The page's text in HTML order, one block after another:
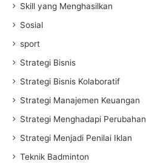
Skill yang Menghasilkan
Sosial
sport
Strategi Bisnis
Strategi Bisnis Kolaboratif
Strategi Manajemen Keuangan
Strategi Menghadapi Perubahan
Strategi Menjadi Penilai Iklan
Teknik Badminton